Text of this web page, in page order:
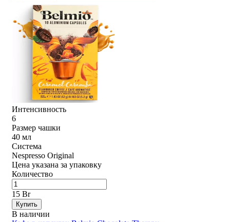
Интенсивность
6
Размер чашки
40 мл
Система
Nespresso Original
Цена указана за упаковку
Количество
15 Br
Купить
В наличии